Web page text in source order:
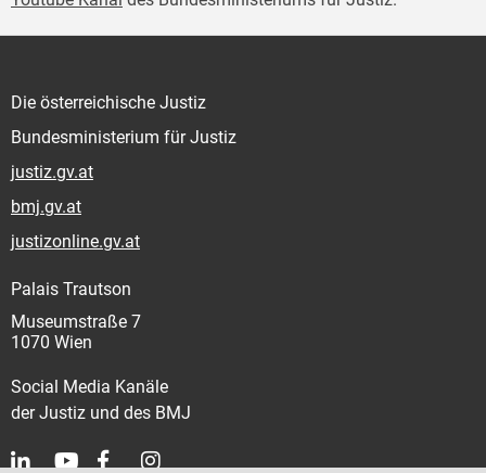
Die österreichische Justiz
Bundesministerium für Justiz
justiz.gv.at
bmj.gv.at
justizonline.gv.at
Palais Trautson
Museumstraße 7
1070 Wien
Social Media Kanäle
der Justiz und des BMJ